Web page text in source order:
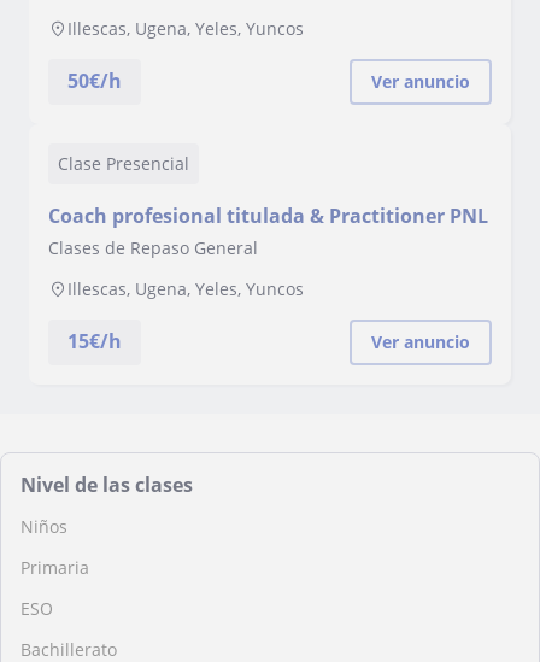
Illescas, Ugena, Yeles, Yuncos
50€/h Ver anuncio
Clase Presencial
Coach profesional titulada & Practitioner PNL
Clases de Repaso General
Illescas, Ugena, Yeles, Yuncos
15€/h Ver anuncio
Nivel de las clases
Niños
Primaria
ESO
Bachillerato